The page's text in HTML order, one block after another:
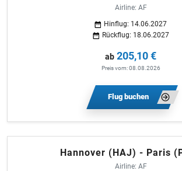
Airline: AF
Hinflug: 14.06.2027
Rückflug: 18.06.2027
ab 205,10 €
Preis vom: 08.08.2026
Flug buchen
Hannover (HAJ) - Paris
Airline: AF